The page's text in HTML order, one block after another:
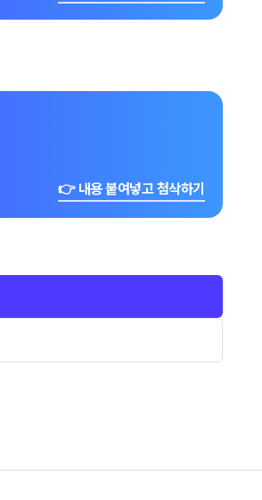
👉 내용 붙여넣고 첨삭하기